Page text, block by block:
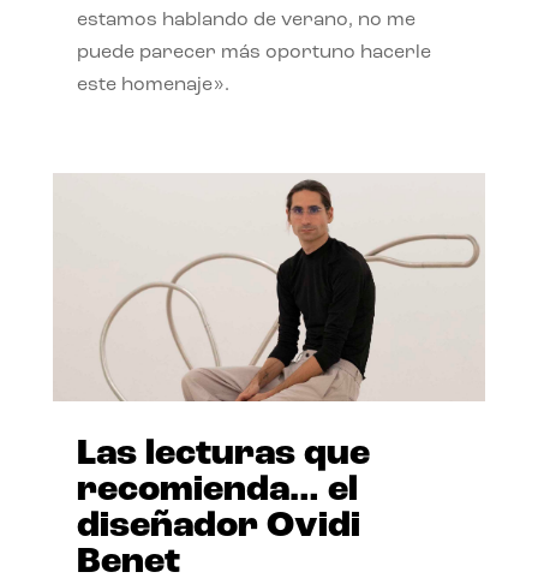
estamos hablando de verano, no me
puede parecer más oportuno hacerle
este homenaje».
Las lecturas que
recomienda… el
diseñador Ovidi
Benet